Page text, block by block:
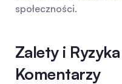
społeczności.
Zalety i
Komentarzy